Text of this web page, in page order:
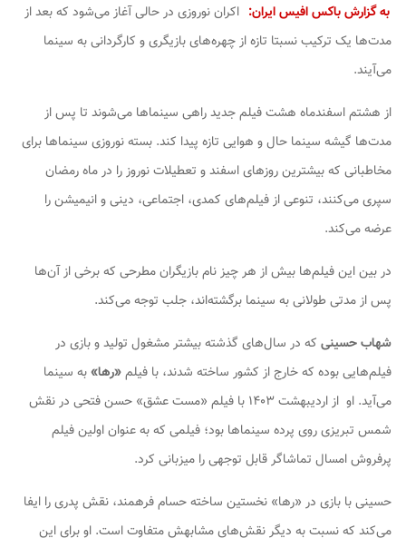
به گزارش باکس افیس ایران: اکران نوروزی در حالی آغاز می‌شود که بعد از
مدت‌ها یک ترکیب نسبتا تازه از چهره‌های بازیگری و کارگردانی به سینما
می‌آیند.
از هشتم اسفندماه هشت فیلم جدید راهی سینماها می‌شوند تا پس از
مدت‌ها گیشه سینما حال و هوایی تازه پیدا کند. بسته نوروزی سینماها برای
مخاطبانی که بیشترین روزهای اسفند و تعطیلات نوروز را در ماه رمضان
سپری می‌کنند، تنوعی از فیلم‌های کمدی، اجتماعی، دینی و انیمیشن را
عرضه می‌کند.
در بین این فیلم‌ها بیش از هر چیز نام بازیگران مطرحی که برخی از آن‌ها
پس از مدتی طولانی به سینما برگشته‌اند، جلب توجه می‌کند.
شهاب حسینی که در سال‌های گذشته بیشتر مشغول تولید و بازی در
فیلم‌هایی بوده که خارج از کشور ساخته شدند، با فیلم«رها»به سینما
می‌آید. او از اردیبهشت ۱۴۰۳ با فیلم «مست عشق» حسن فتحی در نقش
شمس تبریزی روی پرده سینماها بود؛ فیلمی که به عنوان اولین فیلم
پرفروش امسال تماشاگر قابل توجهی را میزبانی کرد.
حسینی با بازی در «رها» نخستین ساخته حسام فرهمند، نقش پدری را ایفا
می‌کند که نسبت به دیگر نقش‌های مشابهش متفاوت است. او برای این